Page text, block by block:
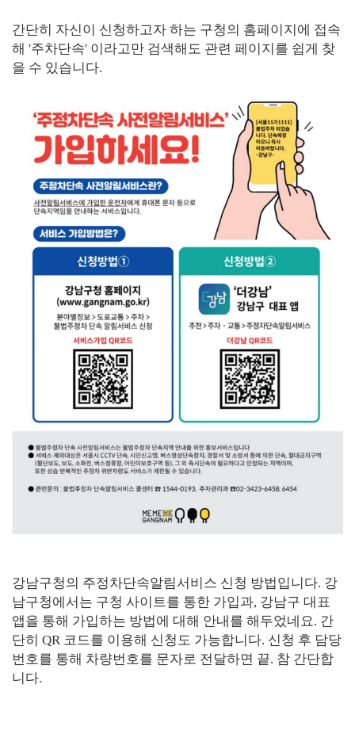
간단히 자신이 신청하고자 하는 구청의 홈페이지에 접속
해 '주차단속' 이라고만 검색해도 관련 페이지를 쉽게 찾
을 수 있습니다.
강남구청의 주정차단속알림서비스 신청 방법입니다. 강
남구청에서는 구청 사이트를 통한 가입과, 강남구 대표
앱을 통해 가입하는 방법에 대해 안내를 해두었네요. 간
단히 QR 코드를 이용해 신청도 가능합니다. 신청 후 담당
번호를 통해 차량번호를 문자로 전달하면 끝. 참 간단합
니다.